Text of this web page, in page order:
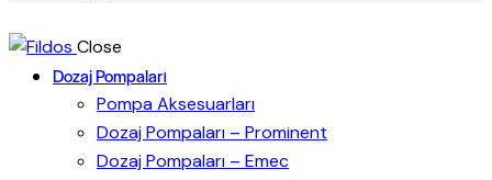
Close
Dozaj Pompaları
Pompa Aksesuarları
Dozaj Pompaları – Prominent
Dozaj Pompaları – Emec